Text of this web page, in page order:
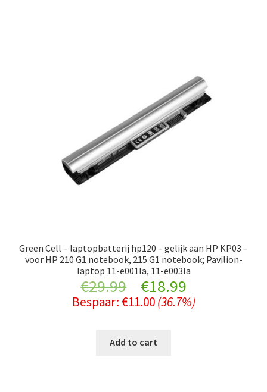
Green Cell – laptopbatterij hp120 – gelijk aan HP KP03 –
voor HP 210 G1 notebook, 215 G1 notebook; Pavilion-
laptop 11-e001la, 11-e003la
€29.99
Original
price
was:
€18.99Current
price
Bespaar: €11.00 (36.7%)
Add to cart